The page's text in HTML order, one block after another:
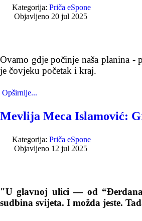
Kategorija: Priča eSpone
Objavljeno 20 jul 2025
Ovamo gdje počinje naša planina -
je čovjeku početak i kraj.
Opširnije...
Mevlija Meca Islamović:
Kategorija: Priča eSpone
Objavljeno 12 jul 2025
"U glavnoj ulici — od
sudbina svijeta. I možda jeste.